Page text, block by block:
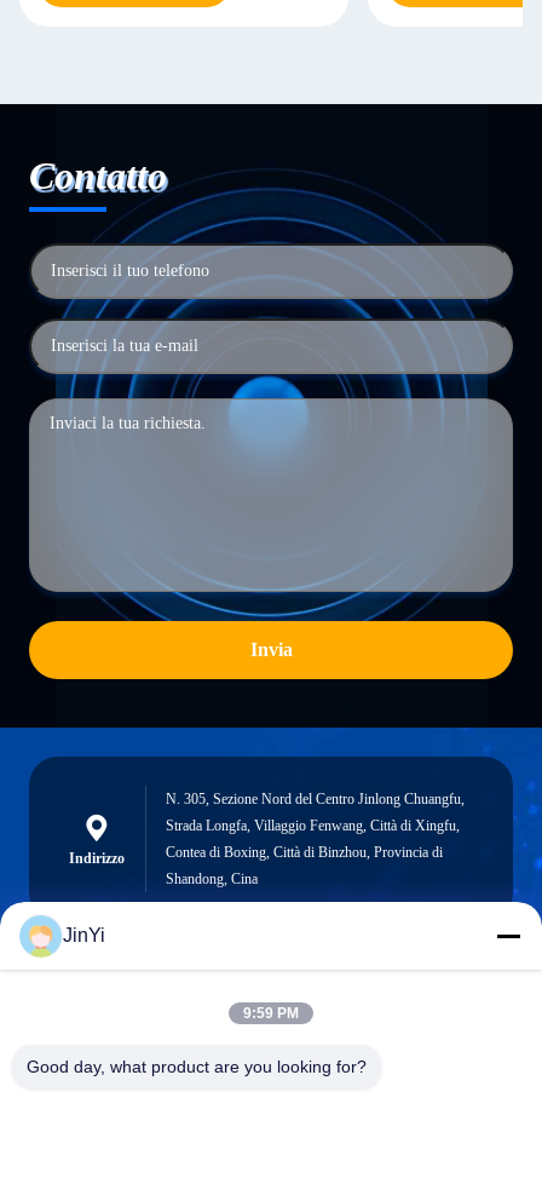
Contatto
Invia
Indirizzo
N. 305, Sezione Nord del Centro Jinlong Chuangfu,
Strada Longfa, Villaggio Fenwang, Città di Xingfu,
Contea di Boxing, Città di Binzhou, Provincia di
Shandong, Cina
chenshasha1867@gmail.com
JinYi
9:59 PM
Good day, what product are you looking for?